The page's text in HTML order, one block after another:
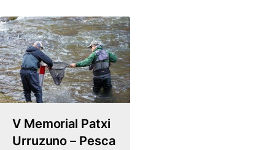
V Memorial Patxi
Urruzuno – Pesca